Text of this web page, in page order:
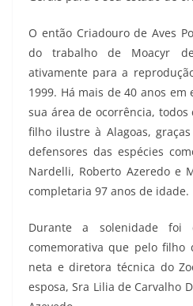
O então Criadouro de Aves
do trabalho de Moacyr
ativamente para a
1999. Há mais de 40 anos
sua área de ocorrência,
filho ilustre à Alagoas,
defensores das espécies
Nardelli, Roberto Azeredo e
completaria 97 anos de idade.
Durante a solenidade foi
comemorativa que pelo filho
neta e diretora técnica do
esposa, Sra Lilia de Carvalho